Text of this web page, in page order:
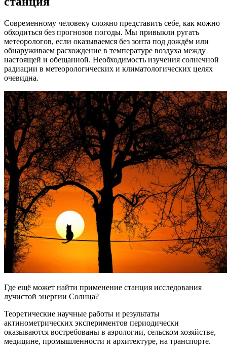
Современному человеку сложно представить себе, как можно
обходиться без прогнозов погоды. Мы привыкли ругать
метеорологов, если оказываемся без зонта под дождём или
обнаруживаем расхождение в температуре воздуха между
настоящей и обещанной. Необходимость изучения солнечной
радиации в метеорологических и климатологических целях
очевидна.
Где ещё может найти применение станция исследования
лучистой энергии Солнца?
Теоретические научные работы и результаты
актинометрических экспериментов периодически
оказываются востребованы в аэрологии, сельском хозяйстве,
медицине, промышленности и архитектуре, на транспорте.